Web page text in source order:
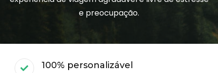
e preocupação.
100% personalizável